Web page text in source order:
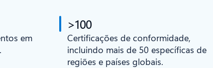
em
>100
Certificações de conformidade,
incluindo mais de 50 específicas de
regiões e países globais.